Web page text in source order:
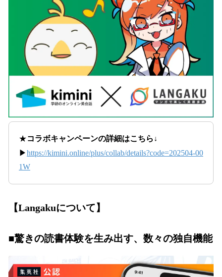
★コラボキャンペーンの詳細はこちら↓
▶https://kimini.online/plus/collab/details?code=202504-00
1W
【Langakuについて】
■驚きの読書体験を生み出す、数々の独自機能